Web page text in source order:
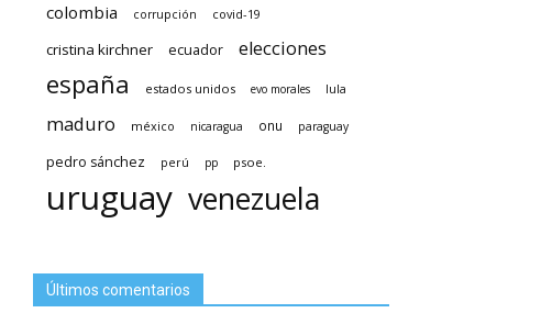
colombia
corrupción covid-19
cristina kirchner ecuador elecciones
españa estados unidos evo morales lula
maduro méxico nicaragua onu paraguay
pedro sánchez perú pp psoe.
uruguay venezuela
Últimos comentarios